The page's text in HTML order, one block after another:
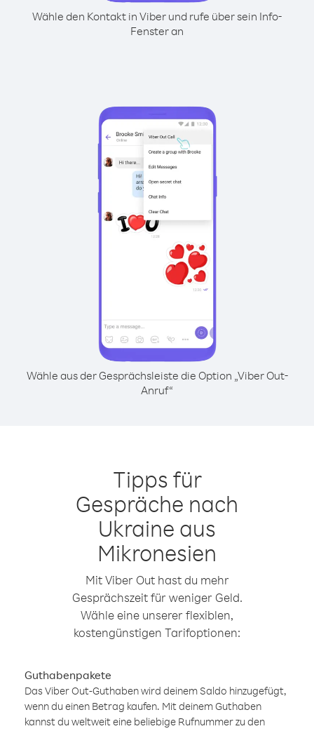
Wähle den Kontakt in Viber und rufe über sein Info-
Fenster an
Wähle aus der Gesprächsleiste die Option „Viber Out-
Anruf“
Tipps für
Gespräche nach
Ukraine aus
Mikronesien
Mit Viber Out hast du mehr
Gesprächszeit für weniger Geld.
Wähle eine unserer flexiblen,
kostengünstigen Tarifoptionen:
Guthabenpakete
Das Viber Out-Guthaben wird deinem Saldo hinzugefügt,
wenn du einen Betrag kaufen. Mit deinem Guthaben
kannst du weltweit eine beliebige Rufnummer zu den